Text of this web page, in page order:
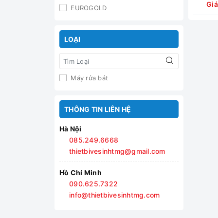
EUROGOLD
LOẠI
Máy rửa bát
THÔNG TIN LIÊN HỆ
Hà Nội
085.249.6668
thietbivesinhtmg@gmail.com
Hồ Chí Minh
090.625.7322
info@thietbivesinhtmg.com